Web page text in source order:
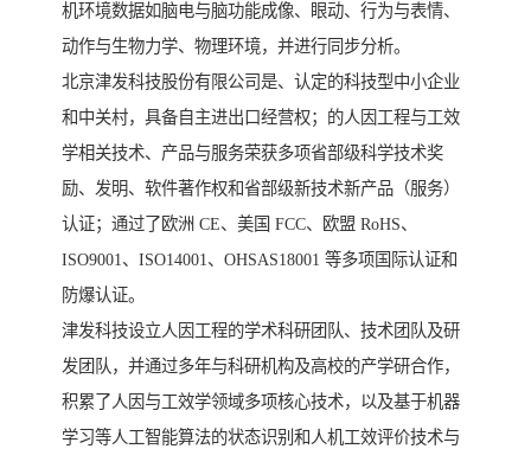
机环境数据如脑电与脑功能成像、眼动、行为与表情、
动作与生物力学、物理环境，并进行同步分析。
北京津发科技股份有限公司是、认定的科技型中小企业
和中关村，具备自主进出口经营权；的人因工程与工效
学相关技术、产品与服务荣获多项省部级科学技术奖
励、发明、软件著作权和省部级新技术新产品（服务）
认证；通过了欧洲 CE、美国 FCC、欧盟 RoHS、
ISO9001、ISO14001、OHSAS18001 等多项国际认证和
防爆认证。
津发科技设立人因工程的学术科研团队、技术团队及研
发团队，并通过多年与科研机构及高校的产学研合作，
积累了人因与工效学领域多项核心技术，以及基于机器
学习等人工智能算法的状态识别和人机工效评价技术与